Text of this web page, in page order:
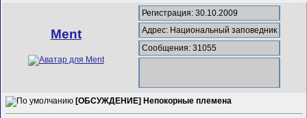
Ment
Регистрация: 30.10.2009
Адрес: Национальный заповедник
Сообщения: 31055
[ОБСУЖДЕНИЕ] Непокорные племена